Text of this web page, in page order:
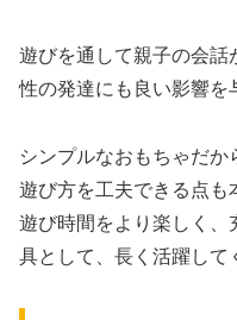
遊びを通して親子の会話
性の発達にも良い影響を
シンプルなおもちゃだ
遊び方を工夫できる点も
遊び時間をより楽しく、
具として、長く活躍して